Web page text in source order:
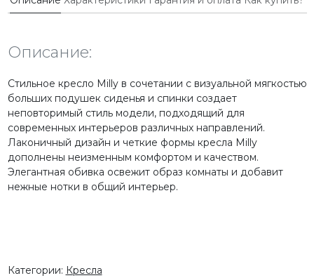
Описание:
Стильное кресло Milly в сочетании с визуальной мягкостью
больших подушек сиденья и спинки создает
неповторимый стиль модели, подходящий для
современных интерьеров различных направлений.
Лаконичный дизайн и четкие формы кресла Milly
дополнены неизменным комфортом и качеством.
Элегантная обивка освежит образ комнаты и добавит
нежные нотки в общий интерьер.
Категории: Кресла